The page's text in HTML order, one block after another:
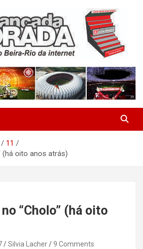
Colorada
11
(há oito anos atrás)
“Cholo” (há oito
Silvia Lacher 9 Comments